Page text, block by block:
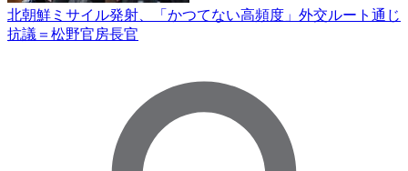
北朝鮮ミサイル発射、「かつてない高頻度」外交ルート通じ
抗議＝松野官房長官